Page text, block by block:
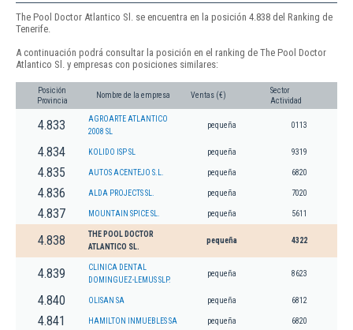
The Pool Doctor Atlantico Sl. se encuentra en la posición 4.838 del Ranking de
Tenerife.
A continuación podrá consultar la posición en el ranking de The Pool Doctor
Atlantico Sl. y empresas con posiciones similares:
Posición
Provincia
Nombre de la empresa Ventas (€)
Sector
Actividad
4.833
AGROARTE ATLANTICO
2008 SL
pequeña 0113
4.834 KOLIDO ISP SL pequeña 9319
4.835 AUTOS ACENTEJO S.L. pequeña 6820
4.836 ALDA PROJECTS SL. pequeña 7020
4.837 MOUNTAIN SPICE SL. pequeña 5611
4.838
THE POOL DOCTOR
ATLANTICO SL.
pequeña 4322
4.839
CLINICA DENTAL
DOMINGUEZ-LEMUS SLP.
pequeña 8623
4.840 OLISAN SA pequeña 6812
4.841 HAMILTON INMUEBLES SA pequeña 6820